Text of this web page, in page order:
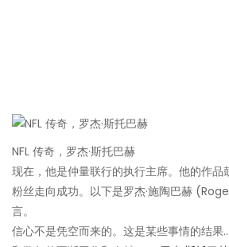
NFL 传奇，罗杰·斯托巴赫
现在，他是仲量联行的执行主席。他的作品
粉丝走向成功。以下是罗杰·施陶巴赫
言。
信心不是凭空而来的。这是某些事情的结